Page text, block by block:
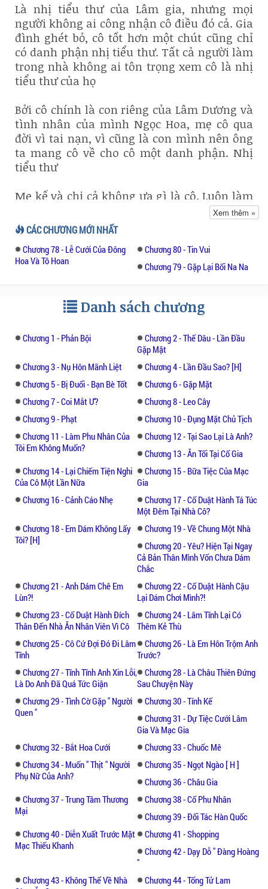
Là nhị tiểu thư của Lâm gia, nhưng mọi
người không ai công nhận cô điều đó cả. Gia
đình ghét bỏ, cô tốt hơn một chút cũng chỉ
có danh phận nhị tiểu thư. Tất cả người làm
trong nhà không ai tôn trọng xem cô là nhị
tiểu thư của họ
Bởi cô chính là con riêng của Lâm Dương và
tình nhân của mình Ngọc Hoa, mẹ cô qua
đời vì tai nạn, vì cũng là con mình nên ông
ta mang cô về cho cô một danh phận. Nhị
tiểu thư
Mẹ kế và chị cả không ưa gì là cô. Luôn làm
khó cô, từ nhỏ cô đã bao giờ nhận được sự
yêu thương từ cha mình? Không hề ông ta
cũng như họ, chán ghét cô vậy
Lâm Giai Ninh là chị gái cùng cha khác mẹ
gia. Cô ta cũng là một đại minh tinh nổi
tiếng trong showbiz. Là nữ thần trong lòng
Cô và Mạc Thiếu Khanh yêu nhau rất lâu
rồi, Lâm gia và Mạc gia cũng tác hợp cho cả
hai nhưng đến một ngày vì ước mơ nên cô
đã du học. Bỏ lại Mạc Thiếu Khanh ở lại một
mình, Mạc Thiếu Khanh bảo rằng mình yêu
cô và sẽ đợi cô...
Vài năm trôi qua cô đã hai mươi lăm tuổi, là
người phụ nữ đã trưởng thành và xinh đẹp
hơn hẵng lúc cô sang nước ngoài du học
Chương trình học đã hoàn tất cô lập tức bay
về Trung Quốc gặp người cô yêu, máy bay
vừa đáp xuống cô liền lấy máy gọi cho Mạc
Thiếu Khanh nhưng lại không ai nhấc máy
Thôi thì tự mình bắt xe về vậy, tạo bất ngờ
cho anh ấy...
Chiếc xe dừng tại một căn biệt thự, đây
chính là nhà của cô và Mạc Thiếu Khanh.
Mở cửa bước vào nhà. Trong nhà yên tĩnh
không thấy một bóng dáng ai cả
Xem thêm »
CÁC CHƯƠNG MỚI NHẤT
Chương 78 - Lễ Cưới Của Đông
Hoa Và Tô Hoan
Chương 80 - Tin Vui
Chương 79 - Gặp Lại Bối Na Na
Danh sách chương
Chương 1 - Phản Bội
Chương 2 - Thế Dâu - Lần Đầu
Gặp Mặt
Chương 3 - Nụ Hôn Mãnh Liệt
Chương 4 - Lần Đầu Sao? [H]
Chương 5 - Bị Đuổi - Bạn Bè Tốt
Chương 6 - Gặp Mặt
Chương 7 - Coi Mắt Ư?
Chương 8 - Leo Cây
Chương 9 - Phạt
Chương 10 - Đụng Mặt Chủ Tịch
Chương 11 - Làm Phu Nhân Của
Tôi Em Không Muốn?
Chương 12 - Tại Sao Lại Là Anh?
Chương 13 - Ăn Tối Tại Cố Gia
Chương 14 - Lại Chiếm Tiện Nghi
Của Cô Một Lần Nữa
Chương 15 - Bữa Tiệc Của Mạc
Gia
Chương 16 - Cảnh Cáo Nhẹ
Chương 17 - Cố Duật Hành Tá Túc
Một Đêm Tại Nhà Cô?
Chương 18 - Em Dám Không Lấy
Tôi? [H]
Chương 19 - Về Chung Một Nhà
Chương 20 - Yêu? Hiện Tại Ngay
Cả Bản Thân Mình Vốn Chưa Dám
Chắc
Chương 21 - Anh Dám Chê Em
Lùn?!
Chương 22 - Cố Duật Hành Cậu
Lại Dám Chơi Mình?!
Chương 23 - Cố Duật Hành Đích
Thân Đến Nhà Ăn Nhân Viên Vì Cô
Chương 24 - Lâm Tĩnh Lại Có
Thêm Kẻ Thù
Chương 25 - Cô Cứ Đợi Đó Đi Lâm
Tĩnh
Chương 26 - Là Em Hôn Trộm Anh
Trước?
Chương 27 - Tĩnh Tĩnh Anh Xin Lỗi,
Là Do Anh Đã Quá Tức Giận
Chương 28 - Là Châu Thiên Đứng
Sau Chuyện Này
Chương 29 - Tình Cờ Gặp " Người
Quen "
Chương 30 - Tính Kế
Chương 31 - Dự Tiệc Cưới Lâm
Gia Và Mạc Gia
Chương 32 - Bắt Hoa Cưới
Chương 33 - Chuốc Mê
Chương 34 - Muốn " Thịt " Người
Phụ Nữ Của Anh?
Chương 35 - Ngọt Ngào [ H ]
Chương 36 - Châu Gia
Chương 37 - Trung Tâm Thương
Mại
Chương 38 - Cố Phu Nhân
Chương 39 - Đối Tác Hàn Quốc
Chương 40 - Diễn Xuất Trước Mặt
Mạc Thiếu Khanh
Chương 41 - Shopping
Chương 42 - Dạy Dỗ " Đàng Hoàng
"
Chương 43 - Không Thể Về Nhà
Chương 44 - Tống Tử Lam